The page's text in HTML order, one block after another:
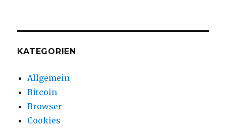
KATEGORIEN
Allgemein
Bitcoin
Browser
Cookies